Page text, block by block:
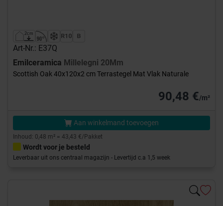
Art-Nr.: E37Q
Emilceramica Millelegni 20Mm
Scottish Oak 40x120x2 cm Terrastegel Mat Vlak Naturale
90,48 €/m²
Aan winkelmand toevoegen
Inhoud: 0,48 m² = 43,43 €/Pakket
Wordt voor je besteld
Leverbaar uit ons centraal magazijn - Levertijd c.a 1,5 week